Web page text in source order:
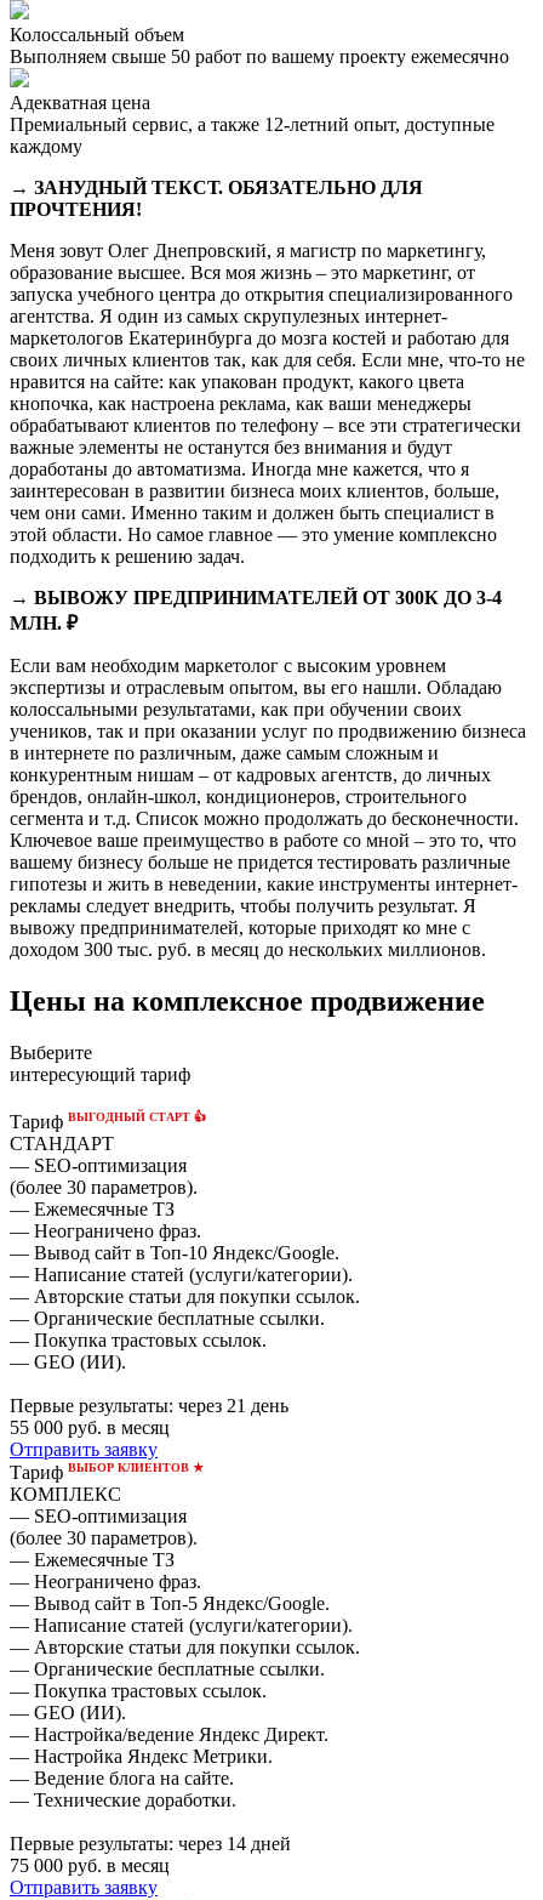
Колоссальный объем
Выполняем свыше 50 работ по вашему проекту ежемесячно
Адекватная цена
Премиальный сервис, а также 12-летний опыт, доступные
каждому
→ ЗАНУДНЫЙ ТЕКСТ. ОБЯЗАТЕЛЬНО ДЛЯ
ПРОЧТЕНИЯ!
Меня зовут Олег Днепровский, я магистр по маркетингу,
образование высшее. Вся моя жизнь – это маркетинг, от
запуска учебного центра до открытия специализированного
агентства. Я один из самых скрупулезных интернет-
маркетологов Екатеринбурга до мозга костей и работаю для
своих личных клиентов так, как для себя. Если мне, что-то не
нравится на сайте: как упакован продукт, какого цвета
кнопочка, как настроена реклама, как ваши менеджеры
обрабатывают клиентов по телефону – все эти стратегически
важные элементы не останутся без внимания и будут
доработаны до автоматизма. Иногда мне кажется, что я
заинтересован в развитии бизнеса моих клиентов, больше,
чем они сами. Именно таким и должен быть специалист в
этой области. Но самое главное — это умение комплексно
подходить к решению задач.
→ ВЫВОЖУ ПРЕДПРИНИМАТЕЛЕЙ ОТ 300К ДО 3-4
МЛН. ₽
Если вам необходим маркетолог с высоким уровнем
экспертизы и отраслевым опытом, вы его нашли. Обладаю
колоссальными результатами, как при обучении своих
учеников, так и при оказании услуг по продвижению бизнеса
в интернете по различным, даже самым сложным и
конкурентным нишам – от кадровых агентств, до личных
брендов, онлайн-школ, кондиционеров, строительного
сегмента и т.д. Список можно продолжать до бесконечности.
Ключевое ваше преимущество в работе со мной – это то, что
вашему бизнесу больше не придется тестировать различные
гипотезы и жить в неведении, какие инструменты интернет-
рекламы следует внедрить, чтобы получить результат. Я
вывожу предпринимателей, которые приходят ко мне с
доходом 300 тыс. руб. в месяц до нескольких миллионов.
Цены на комплексное продвижение
Выберите
интересующий тариф
Тариф ВЫГОДНЫЙ СТАРТ 👍
СТАНДАРТ
— SEO-оптимизация
(более 30 параметров).
— Ежемесячные ТЗ
— Неограничено фраз.
— Вывод сайт в Топ-10 Яндекс/Google.
— Написание статей (услуги/категории).
— Авторские статьи для покупки ссылок.
— Органические бесплатные ссылки.
— Покупка трастовых ссылок.
— GEO (ИИ).
Первые результаты: через 21 день
55 000 руб. в месяц
Отправить заявку
Тариф ВЫБОР КЛИЕНТОВ ★
КОМПЛЕКС
— SEO-оптимизация
(более 30 параметров).
— Ежемесячные ТЗ
— Неограничено фраз.
— Вывод сайт в Топ-5 Яндекс/Google.
— Написание статей (услуги/категории).
— Авторские статьи для покупки ссылок.
— Органические бесплатные ссылки.
— Покупка трастовых ссылок.
— GEO (ИИ).
— Настройка/ведение Яндекс Директ.
— Настройка Яндекс Метрики.
— Ведение блога на сайте.
— Технические доработки.
Первые результаты: через 14 дней
75 000 руб. в месяц
Отправить заявку